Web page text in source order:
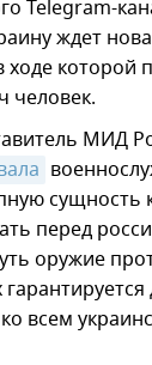
Telegram-
ждет
которой
человек.
МИД
сущность
перед
оружие
всем